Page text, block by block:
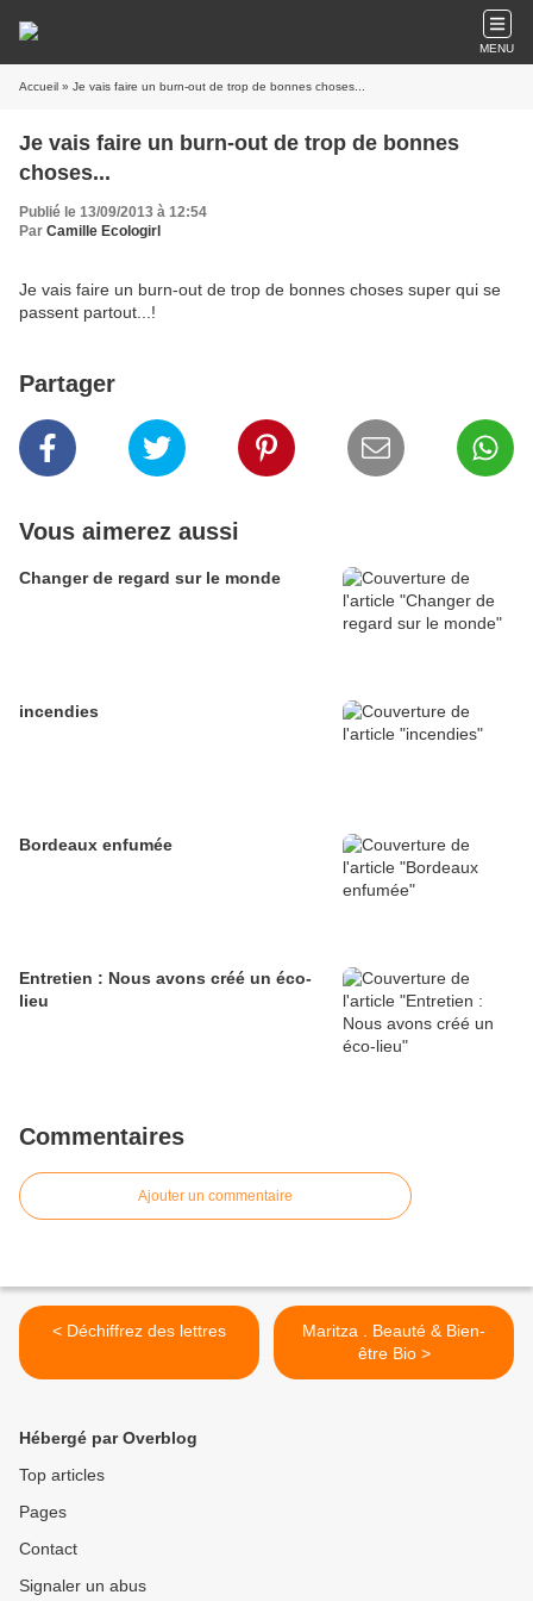
MENU
Accueil » Je vais faire un burn-out de trop de bonnes choses...
Je vais faire un burn-out de trop de bonnes
choses...
Publié le 13/09/2013 à 12:54
Par Camille Ecologirl
Je vais faire un burn-out de trop de bonnes choses super qui se
passent partout...!
Partager
Vous aimerez aussi
Changer de regard sur le monde
incendies
Bordeaux enfumée
Entretien : Nous avons créé un éco-
lieu
Commentaires
Ajouter un commentaire
< Déchiffrez des lettres
Maritza . Beauté & Bien-
être Bio >
Hébergé par Overblog
Top articles
Pages
Contact
Signaler un abus